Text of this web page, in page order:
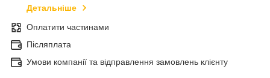
Детальніше
Оплатити частинами
Післяплата
Умови компанії та відправлення замовлень клієнту